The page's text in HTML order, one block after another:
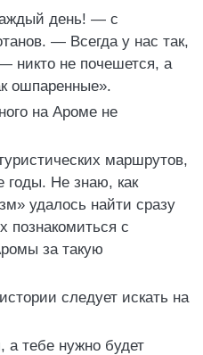
день! — с
— Всегда у нас так,
никто не почешется, а
ошпаренные».
на Ароме не
маршрутов,
годы. Не знаю, как
удалось найти сразу
познакомиться с
за такую
следует искать на
тебе нужно будет